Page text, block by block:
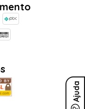
Ajuda